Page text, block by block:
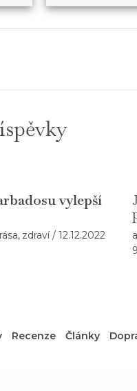
vylepší
, zdraví/ 12.12.2022
Recenze Články